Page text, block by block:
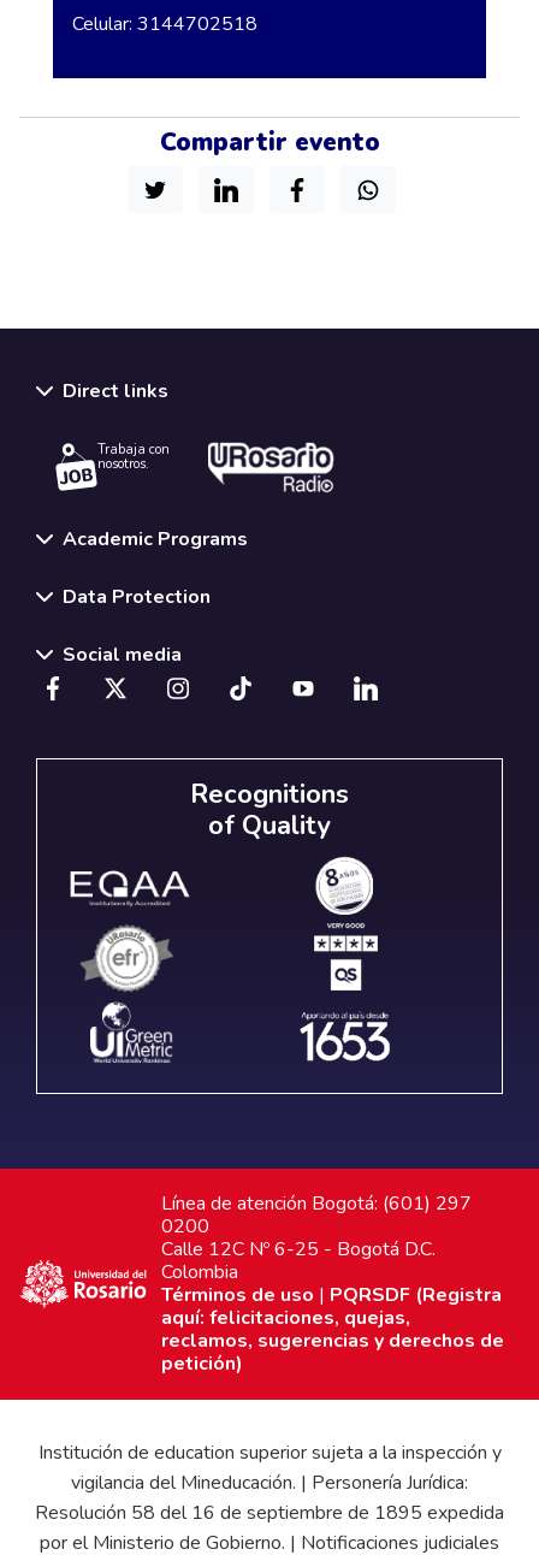
Celular: 3144702518
Compartir evento
Direct links
Trabaja con
nosotros.
Academic Programs
Data Protection
Social media
Recognitions
of Quality
Línea de atención Bogotá: (601) 297
0200
Calle 12C Nº 6-25 - Bogotá D.C.
Colombia
Términos de uso | PQRSDF (Registra
aquí: felicitaciones, quejas,
reclamos, sugerencias y derechos de
petición)
Institución de education superior sujeta a la inspección y
vigilancia del Mineducación. | Personería Jurídica:
Resolución 58 del 16 de septiembre de 1895 expedida
por el Ministerio de Gobierno. | Notificaciones judiciales